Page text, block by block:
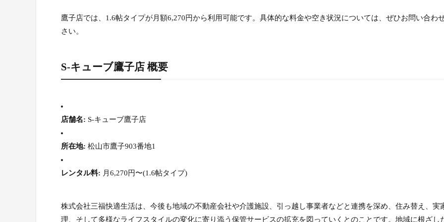
鷹子店では、1.6帖タイプが月額6,270円から利用可能です。具体的な料金や空き状況については、ぜひお問い合わ
さい。
S-キューブ鷹子店 概要
店舗名: S-キューブ鷹子店
所在地: 松山市鷹子903番地1
レンタル料: 月6,270円〜(1.6帖タイプ)
株式会社三福快適生活は、今後も地域の不動産会社や介護施設、引っ越し事業者などと連携を深め、住み替え、実
理、そして多様なライフスタイルの変化に寄り添う保管サービスの拡充を図っていくとのことです。地域に根ざし